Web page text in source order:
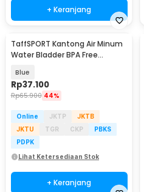
+ Keranjang
TaffSPORT Kantong Air Minum
Water Bladder BPA Free
Blue
Rp37.100
Rp65.900 44%
Online JKTP
JKTB
JKTU
TGR CKP
PBKS
PDPK
Lihat Ketersediaan Stok
+ Keranjang